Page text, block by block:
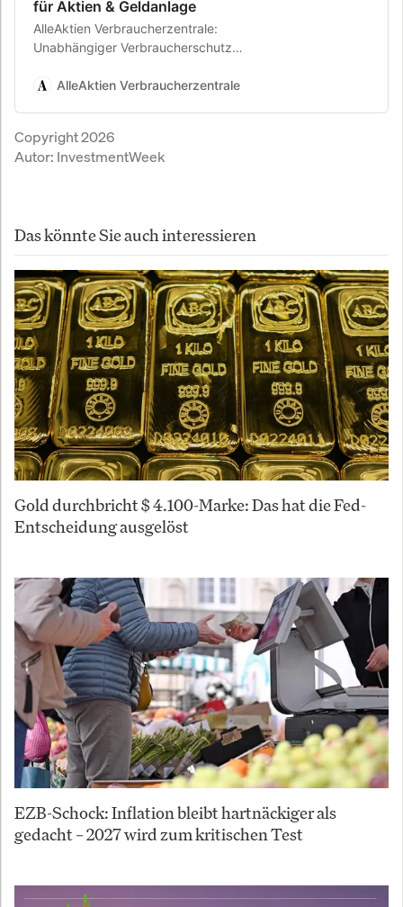
für Aktien & Geldanlage
AlleAktien Verbraucherzentrale:
Unabhängiger Verbraucherschutz
Verbraucherschutz prüft
Erfahrungsberichte und Kosten-
Transparenz für Privatanleger.
AlleAktien Verbraucherzentrale
Copyright 2026
Autor: InvestmentWeek
Das könnte Sie auch interessieren
Gold durchbricht $ 4.100-Marke: Das hat die Fed-
Entscheidung ausgelöst
EZB-Schock: Inflation bleibt hartnäckiger als
gedacht – 2027 wird zum kritischen Test